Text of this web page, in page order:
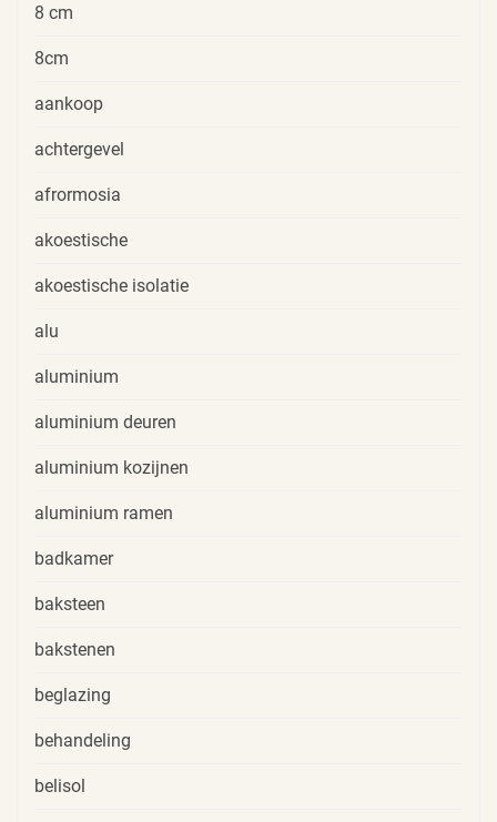
8 cm
8cm
aankoop
achtergevel
afrormosia
akoestische
akoestische isolatie
alu
aluminium
aluminium deuren
aluminium kozijnen
aluminium ramen
badkamer
baksteen
bakstenen
beglazing
behandeling
belisol